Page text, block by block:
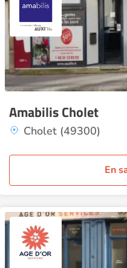
Amabilis Cholet
Cholet (49300)
En